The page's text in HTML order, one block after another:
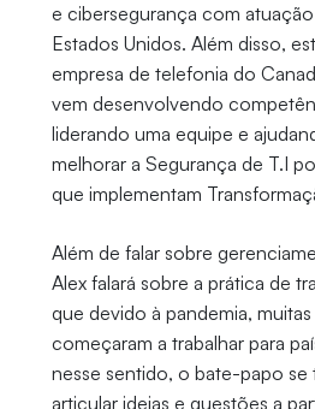
e cibersegurança com
Estados Unidos. Além disso,
empresa de telefonia do
vem desenvolvendo
liderando uma equipe e
melhorar a Segurança de T.I
que implementam
Além de falar sobre
Alex falará sobre a prática de
que devido à pandemia,
começaram a trabalhar para
nesse sentido, o bate-papo
articular ideias e questões a